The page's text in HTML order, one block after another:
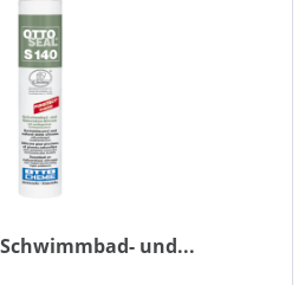
Schwimmbad- und...